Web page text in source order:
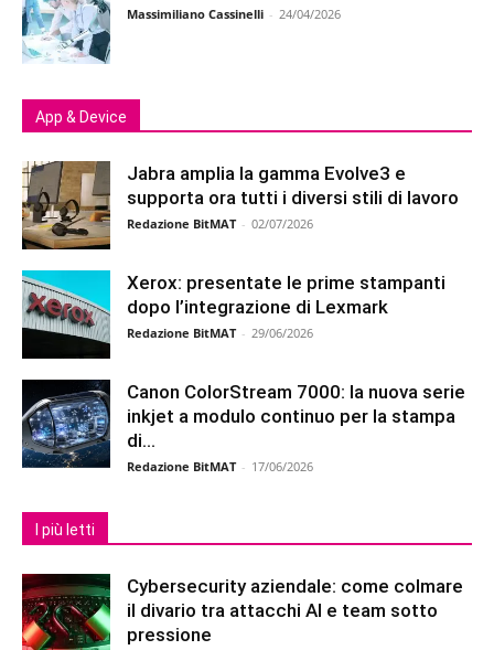
Massimiliano Cassinelli - 24/04/2026
App & Device
Jabra amplia la gamma Evolve3 e
supporta ora tutti i diversi stili di lavoro
Redazione BitMAT - 02/07/2026
Xerox: presentate le prime stampanti
dopo l’integrazione di Lexmark
Redazione BitMAT - 29/06/2026
Canon ColorStream 7000: la nuova serie
inkjet a modulo continuo per la stampa
di...
Redazione BitMAT - 17/06/2026
I più letti
Cybersecurity aziendale: come colmare
il divario tra attacchi AI e team sotto
pressione